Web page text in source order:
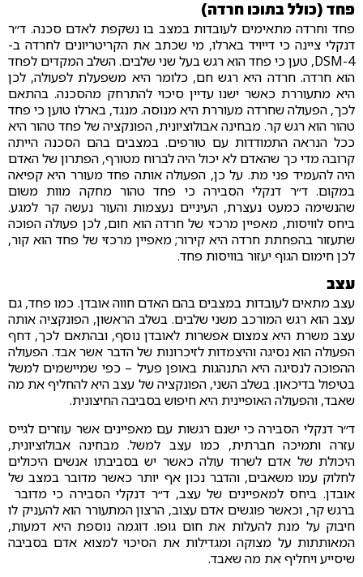
פחד (כולל בתוכו חרדה)
פחד וחרדה מתאימים לעובדות במצב בו נשקפת לאדם סכנה. ד״ר
דנקלי ציינה כי דייויד בארלו, מי שכתב את הקריטריונים לחרדה ב-
DSM-4, טען כי פחד הוא רגש בעל שני שלבים. השלב המקדים לפחד
הוא חרדה. חרדה היא רגש חם, כלומר היא משפעלת לפעולה, לכן
היא מתעוררת כאשר ישנו עדיין סיכוי להתרחק מהסכנה. בהתאם
לכך, הפעולה שחרדה מעוררת היא מנוסה. מנגד, בארלו טוען כי פחד
טהור הוא רגש קר. מבחינה אבולוציונית, הפונקציה של פחד טהור היא
ככל הנראה התמודדות עם טורפים. במצבים בהם הסכנה הייתה
קרובה מדי כך שהאדם לא יכול היה לברוח מטורף, הפתרון של האדם
היה להעמיד פני מת. על כן, הפעולה אותה פחד מעורר היא קפיאה
במקום. ד״ר דנקלי הסבירה כי פחד טהור מחקה מוות משום
שהנשימה כמעט נעצרת, העיניים נעצמות והעור נעשה קר למגע.
ביחס לוויסות, מאפיין מרכזי של חרדה הוא חום, לכן פעולה הפוכה
שתעזור בהפחתת חרדה היא קירור; מאפיין מרכזי של פחד הוא קור,
לכן חימום הגוף יעזור בוויסות פחד.
עצב
עצב מתאים לעובדות במצבים בהם האדם חווה אובדן. כמו פחד, גם
עצב הוא רגש המורכב משני שלבים. בשלב הראשון, הפונקציה אותה
עצב משרת היא צמצום אפשרות לאובדן נוסף, ובהתאם לכך, דחף
הפעולה הוא נסיגה והיצמדות לזיכרונות של הדבר אשר אבד. הפעולה
ההפוכה לנסיגה היא התנהגות באופן פעיל – כפי שמיישמים למשל
בטיפול בדיכאון. בשלב השני, הפונקציה של עצב היא להחליף את מה
שאבד, והפעולה האופיינית היא חיפוש בסביבה החיצונית.
ד״ר דנקלי הסבירה כי ישנם רגשות עם מאפיינים אשר עוזרים לגייס
עזרה ותמיכה חברתית, כמו עצב למשל. מבחינה אבולוציונית,
היכולת של אדם לשרוד עולה כאשר יש בסביבתו אנשים היכולים
לחלוק עמו משאבים, והדבר נכון אף יותר כאשר מדובר במצב של
אובדן. ביחס למאפיינים של עצב, ד״ר דנקלי הסבירה כי מדובר
ברגש קר, וכאשר פוגשים אדם עצוב, הרצון המתעורר הוא להעניק לו
חיבוק על מנת להעלות את חום גופו. דוגמה נוספת היא דמעות,
המאותתות על מצוקה ומגדילות את הסיכוי למצוא אדם בסביבה
שיסייע ויחליף את מה שאבד.